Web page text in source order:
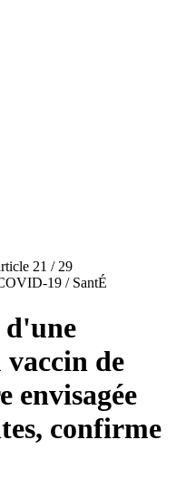
21 / 29
19 / SantÉ
vaccin de
envisagée
confirme